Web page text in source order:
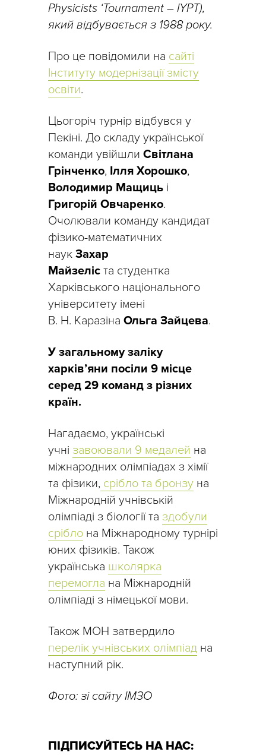
Physicists ‘Tournament – IYPT),
який відбувається з 1988 року.
Про це повідомили на сайті
Інституту модернізації змісту
освіти.
Цьогоріч турнір відбувся у
Пекіні. До складу української
команди увійшли Світлана
Грінченко, Ілля Хорошко,
Володимир Мащиць і
Григорій Овчаренко.
Очолювали команду кандидат
фізико-математичних
наук Захар
Майзеліс та студентка
Харківського національного
університету імені
В. Н. Каразіна Ольга Зайцева.
У загальному заліку
харків’яни посіли 9 місце
серед 29 команд з різних
країн.
Нагадаємо, українські
учні завоювали 9 медалей на
міжнародних олімпіадах з хімії
та фізики, срібло та бронзу на
Міжнародній учнівській
олімпіаді з біології та здобули
срібло на Міжнародному турнірі
юних фізиків. Також
українська школярка
перемогла на Міжнародній
олімпіаді з німецької мови.
Також МОН затвердило
перелік учнівських олімпіад на
наступний рік.
Фото: зі сайту ІМЗО
ПІДПИСУЙТЕСЬ НА НАС: